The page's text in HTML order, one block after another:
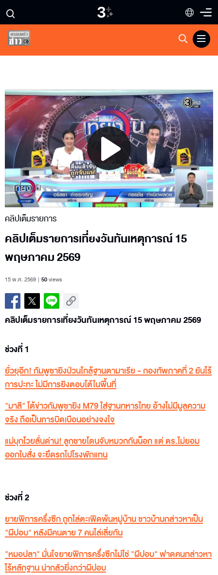
Play
Video
คลิปเต็มรายการ
คลิปเต็มรายการเที่ยงวันทันเหตุการณ์ 15
พฤษภาคม 2569
15 พ.ค. 2569 50views
คลิปเต็มรายการเที่ยงวันทันเหตุการณ์ 15 พฤษภาคม 2569
ช่วงที่ 1
ยั่วยุอีก! กัมพูชายิงป่วนใกล้ฐานตามาเรีย - กองทัพภาคที่ 2 ยันไร้
การปะทะ ไม่มีการยิงตอบโต้ในพื้นที่
"มาลี" โต้ข่าวกัมพูชายิง M79 ใส่ฐานทหารไทย อ้างไม่มีมูลความ
จริง ถือเป็นการบิดเบือนอย่างจงใจ
แม่บุกโวยลั่นด่าน! ลูกชายโดนจับหมวกกันน็อก แต่ ตร.ไม่ยอม
ออกใบสั่ง จะยึดรถไปโรงพักแทน
ช่วงที่ 2
ยายพิการครึ่งซีก ถูกไล่ตะเพิดพ้นหมู่บ้าน ชาวบ้านกล่าวหาเป็น
"ผีปอบ" หลังมีคนตาย 7 คนไล่เลี่ยกัน
"หมอปลา" มั่นใจยายพิการครึ่งซีกไม่ใช่ "ผีปอบ" ฟาดคนกล่าวหา
ไร้หลักฐาน น่ากลัวยิ่งกว่าผีปอบ